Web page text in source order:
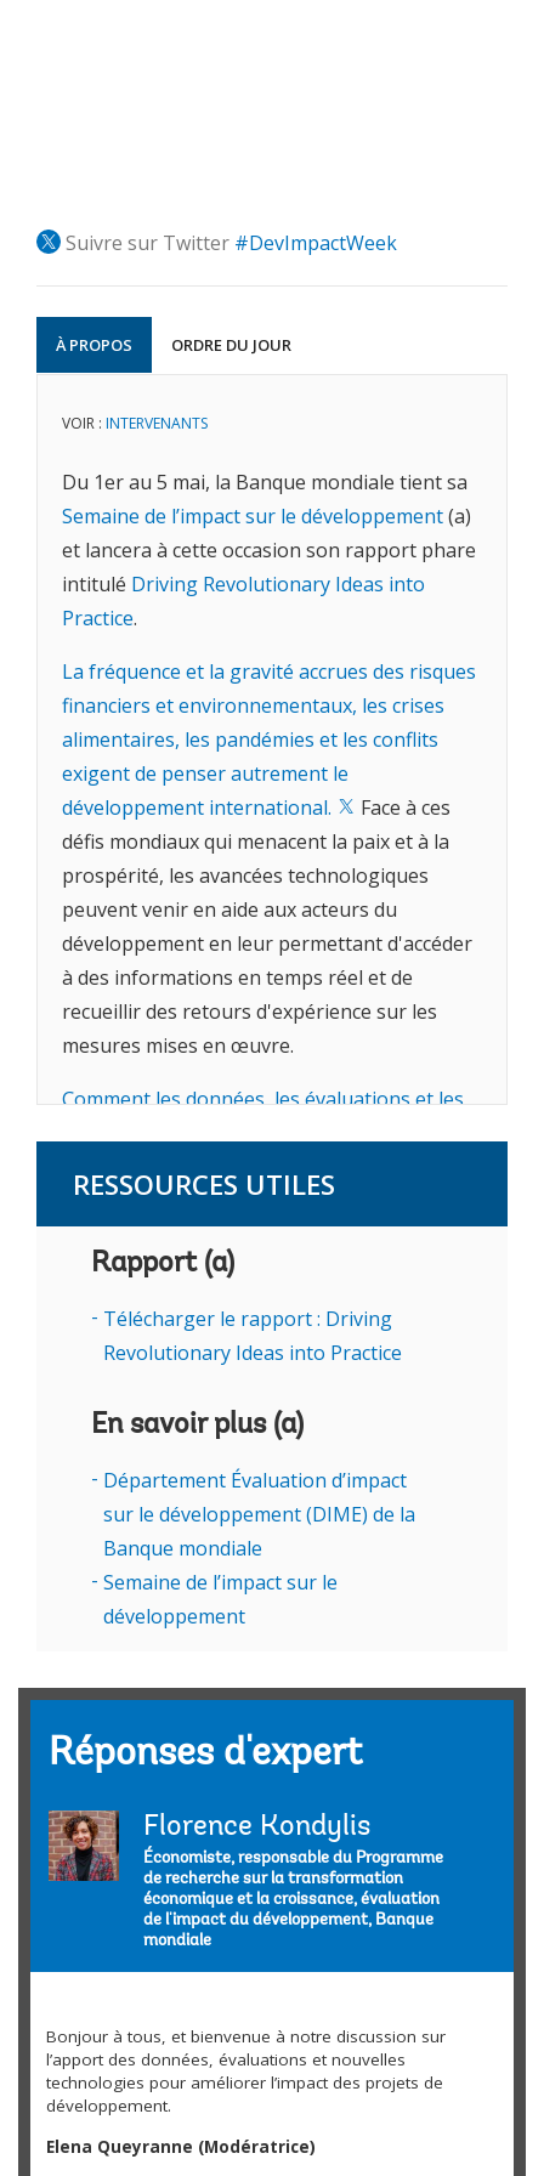
Suivre sur Twitter #DevImpactWeek
À PROPOS ORDRE DU JOUR
VOIR : INTERVENANTS
Du 1er au 5 mai, la Banque mondiale tient sa
Semaine de l’impact sur le développement(a)
et lancera à cette occasion son rapport phare
intitulé Driving Revolutionary Ideas into
Practice.
La fréquence et la gravité accrues des risques
financiers et environnementaux, les crises
alimentaires, les pandémies et les conflits
exigent de penser autrement le
développement international.
Face à ces
défis mondiaux qui menacent la paix et à la
prospérité, les avancées technologiques
peuvent venir en aide aux acteurs du
développement en leur permettant d'accéder
à des informations en temps réel et de
recueillir des retours d'expérience sur les
mesures mises en œuvre.
Comment les données, les évaluations et les
financements pour le développement ?
Pendant cinq jours, nous mettrons en
lumière des résultats probants, notamment
lutte contre le changement climatique,
l’inclusion économique, le développement
humain et l'amélioration de la gouvernance.
table ronde réunira la lauréate du prix Nobel
Esther Duflo, aux côtés d’Indermit Gill et
Arianna Legovini, respectivement économiste
en chef et directrice du département
Évaluation d’impact sur le développement
s’attachera à montrercomment cette
nouvelle approche du développement
peut produire une action transformatrice
exercer leurs fonctions, élaborer des
politiques et servir au mieux les citoyens.
Cet événement sera diffusé en anglais avec
interprétation simultanée en français.
Semaine de l'impact sur le développement se
dérouleici .
RESSOURCES UTILES
Rapport (a)
Télécharger le rapport : Driving
Revolutionary Ideas into Practice
En savoir plus (a)
Département Évaluation d’impact
sur le développement (DIME) de la
Banque mondiale
Semaine de l’impact sur le
développement
Réponses d'expert
Florence Kondylis
Économiste, responsable du Programme
de recherche sur la transformation
économique et la croissance, évaluation
de l'impact du développement, Banque
mondiale
Bonjour à tous, et bienvenue à notre discussion sur
l’apport des données, évaluations et nouvelles
technologies pour améliorer l’impact des projets de
développement.
Elena Queyranne (Modératrice)